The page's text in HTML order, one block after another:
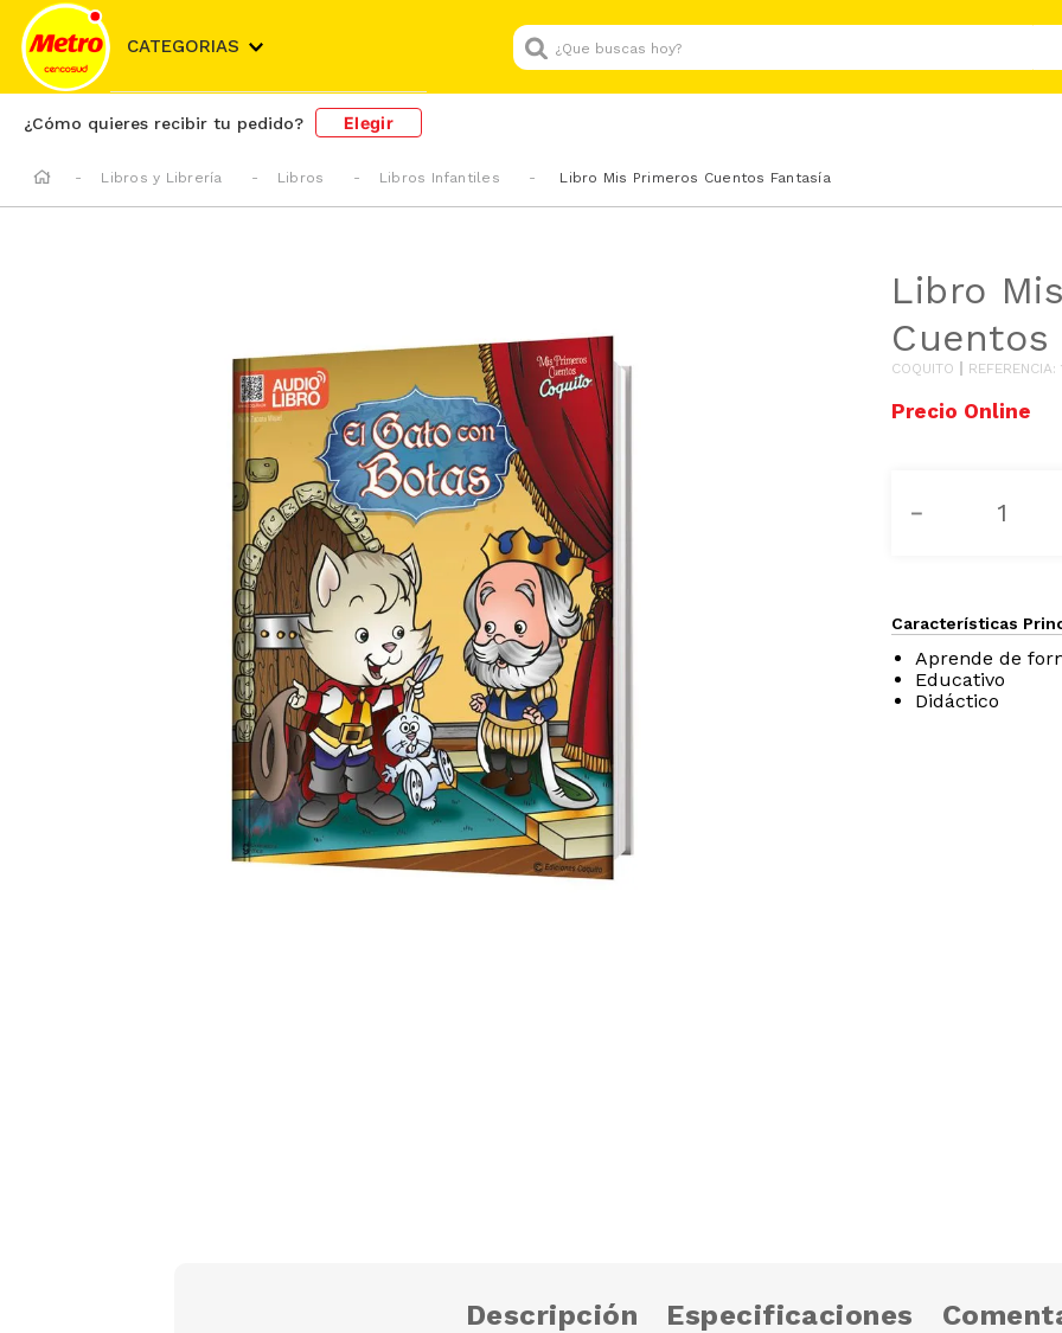
CATEGORIAS
¿Que buscas hoy?
¿Cómo quieres recibir tu pedido? Elegir
Libros y Librería Libros Libros Infantiles Libro Mis Primeros Cuentos Fantasía
Libro
COQUITO REFERENCIA:
－
Características
Aprende de
Educativo
Didáctico
Descripción Especificaciones